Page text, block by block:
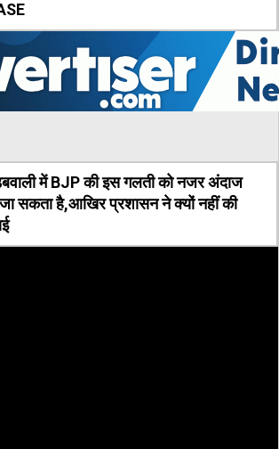
में BJP की इस गलती को नजर अंदाज
सकता है,आखिर प्रशासन ने क्यों नहीं की